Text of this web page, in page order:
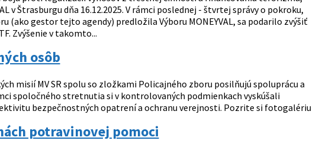
v Štrasburgu dňa 16.12.2025. V rámci poslednej - štvrtej správy o pokroku,
gestor tejto agendy) predložila Výboru MONEYVAL, sa podarilo zvýšiť
Zvýšenie v takomto...
osôb
misií MV SR spolu so zložkami Policajného zboru posilňujú spoluprácu a
spoločného stretnutia si v kontrolovaných podmienkach vyskúšali
bezpečnostných opatrení a ochranu verejnosti. Pozrite si fotogalériu
potravinovej pomoci